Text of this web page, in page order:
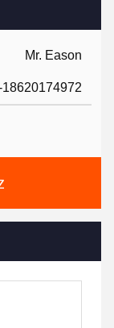
Mr. Eason
18620174972